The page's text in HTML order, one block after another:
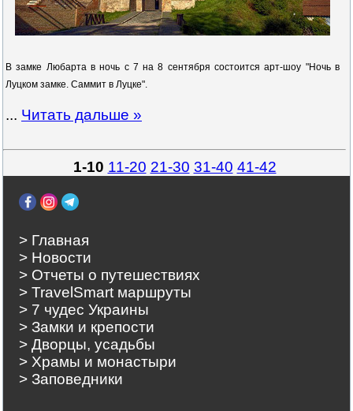
В замке Любарта в ночь с 7 на 8 сентября состоится арт-шоу "Ночь в
Луцком замке. Саммит в Луцке".
... Читать дальше »
1-10 11-20 21-30 31-40 41-42
> Главная
> Новости
> Отчеты о путешествиях
> TravelSmart маршруты
> 7 чудес Украины
> Замки и крепости
> Дворцы, усадьбы
> Храмы и монастыри
> Заповедники